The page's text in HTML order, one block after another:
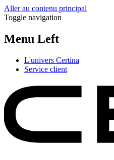
Aller au contenu principal
Toggle navigation
Menu Left
L'univers Certina
Service client